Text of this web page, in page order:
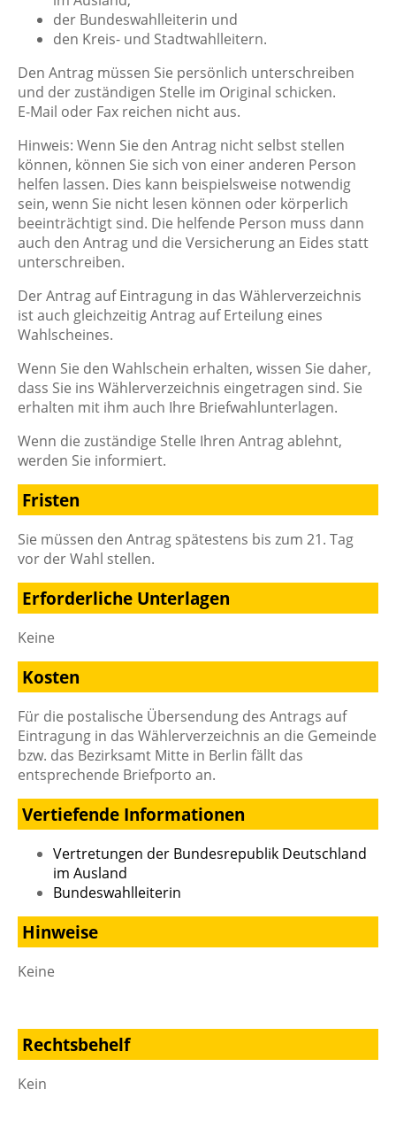
der Bundeswahlleiterin und
den Kreis- und Stadtwahlleitern.
Den Antrag müssen Sie persönlich unterschreiben
und der zuständigen Stelle im Original schicken.
E-Mail oder Fax reichen nicht aus.
Hinweis: Wenn Sie den Antrag nicht selbst stellen
können, können Sie sich von einer anderen Person
helfen lassen. Dies kann beispielsweise notwendig
sein, wenn Sie nicht lesen können oder körperlich
beeinträchtigt sind. Die helfende Person muss dann
auch den Antrag und die Versicherung an Eides statt
unterschreiben.
Der Antrag auf Eintragung in das Wählerverzeichnis
ist auch gleichzeitig Antrag auf Erteilung eines
Wahlscheines.
Wenn Sie den Wahlschein erhalten, wissen Sie daher,
dass Sie ins Wählerverzeichnis eingetragen sind. Sie
erhalten mit ihm auch Ihre Briefwahlunterlagen.
Wenn die zuständige Stelle Ihren Antrag ablehnt,
werden Sie informiert.
Fristen
Sie müssen den Antrag spätestens bis zum 21. Tag
vor der Wahl stellen.
Erforderliche Unterlagen
Keine
Kosten
Für die postalische Übersendung des Antrags auf
Eintragung in das Wählerverzeichnis an die Gemeinde
bzw. das Bezirksamt Mitte in Berlin fällt das
entsprechende Briefporto an.
Vertiefende Informationen
Vertretungen der Bundesrepublik Deutschland
im Ausland
Bundeswahlleiterin
Hinweise
Keine
Rechtsbehelf
Kein